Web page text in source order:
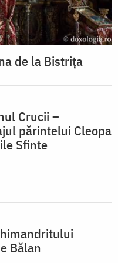
de la Bistrița
Crucii –
părintelui Cleopa
Sfinte
Bălan